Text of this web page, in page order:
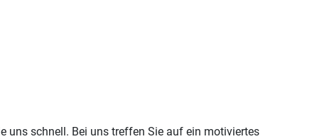
uns schnell. Bei uns treffen Sie auf ein motiviertes